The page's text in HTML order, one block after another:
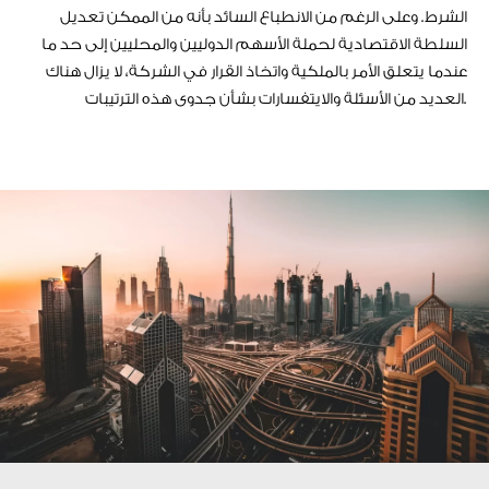
الشرط. وعلى الرغم من الانطباع السائد بأنه من الممكن تعديل
السلطة الاقتصادية لحملة الأسهم الدوليين والمحليين إلى حد ما
عندما يتعلق الأمر بالملكية واتخاذ القرار في الشركة، لا يزال هناك
العديد من الأسئلة والايتفسارات بشأن جدوى هذه الترتيبات.